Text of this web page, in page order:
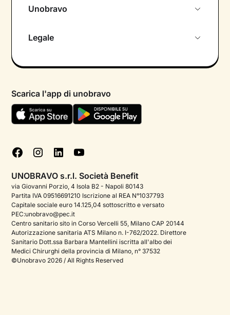
Unobravo
Psicologo in chat
Aiuto urgente
FAQ
Podcast di psicologia
Corporate
Psicologo italiano all'estero
Approfondimenti sulla salute mentale
Sala stampa
Legale
Termini e condizioni
Informativa Privacy
Cookie policy
Gestisci cookie
Scarica l'app di unobravo
UNOBRAVO s.r.l. Società Benefit
via Giovanni Porzio, 4 Isola B2 - Napoli 80143
Partita IVA 09516691210 Iscrizione al REA N°1037793
Capitale sociale euro 14.125,04 sottoscritto e versato
PEC:unobravo@pec.it
Centro sanitario sito in Corso Vercelli 55, Milano CAP 20144
Autorizzazione sanitaria ATS Milano n. I-762/2022. Direttore
Sanitario Dott.ssa Barbara Mantellini iscritta all'albo dei
Medici Chirurghi della provincia di Milano, n° 37532
©Unobravo 2026 / All Rights Reserved